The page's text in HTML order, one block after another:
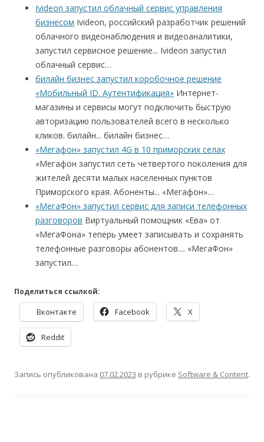
Ivideon запустил облачный сервис управления
бизнесом Ivideon, российский разработчик решений
облачного видеонаблюдения и видеоаналитики,
запустил сервисное решение... Ivideon запустил
облачный сервис…
билайн бизнес запустил коробочное решение
«Мобильный ID. Аутентификация» Интернет-
магазины и сервисы могут подключить быструю
авторизацию пользователей всего в несколько
кликов. билайн... билайн бизнес…
«Мегафон» запустил 4G в 10 приморских селах
«Мегафон запустил сеть четвертого поколения для
жителей десяти малых населенных пунктов
Приморского края. Абоненты... «Мегафон»…
«МегаФон» запустил сервис для записи телефонных
разговоров Виртуальный помощник «Ева» от
«МегаФона» теперь умеет записывать и сохранять
телефонные разговоры абонентов.... «МегаФон»
запустил…
Поделиться ссылкой:
Вконтакте Facebook X
Reddit
Запись опубликована 07.02.2023 в рубрике Software & Content.